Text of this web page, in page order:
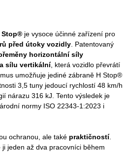
Stop® je vysoce účinné zařízení pro
před útoky vozidly . Patentovaný
horizontální síly
sílu vertikální, která vozidlo převrátí
umožňuje jediné zábraně H Stop®
3,5 tuny jedoucí rychlostí 48 km/h
nárazu 316 kJ. Tento výsledek je
normy ISO 22343-1:2023 i
ochranou, ale také praktičností.
jeden až dva pracovníci během